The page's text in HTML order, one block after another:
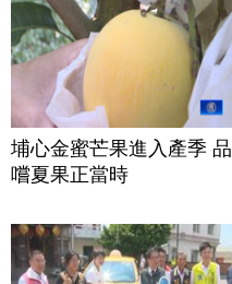
埔心金蜜芒果進入產季 品
嚐夏果正當時